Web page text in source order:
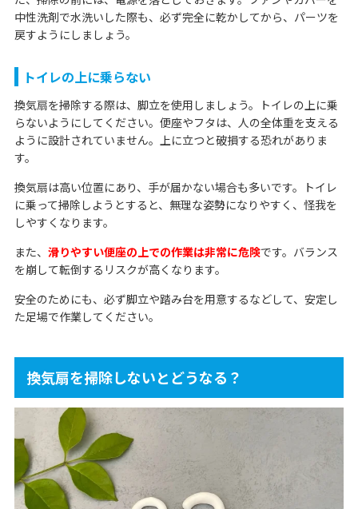
中性洗剤で水洗いした際も、必ず完全に乾かしてから、パーツを
戻すようにしましょう。
トイレの上に乗らない
換気扇を掃除する際は、脚立を使用しましょう。トイレの上に乗
らないようにしてください。便座やフタは、人の全体重を支える
ように設計されていません。上に立つと破損する恐れがありま
す。
換気扇は高い位置にあり、手が届かない場合も多いです。トイレ
に乗って掃除しようとすると、無理な姿勢になりやすく、怪我を
しやすくなります。
また、 滑りやすい便座の上での作業は非常に危険です。バランス
を崩して転倒するリスクが高くなります。
安全のためにも、必ず脚立や踏み台を用意するなどして、安定し
た足場で作業してください。
換気扇を掃除しないとどうなる？